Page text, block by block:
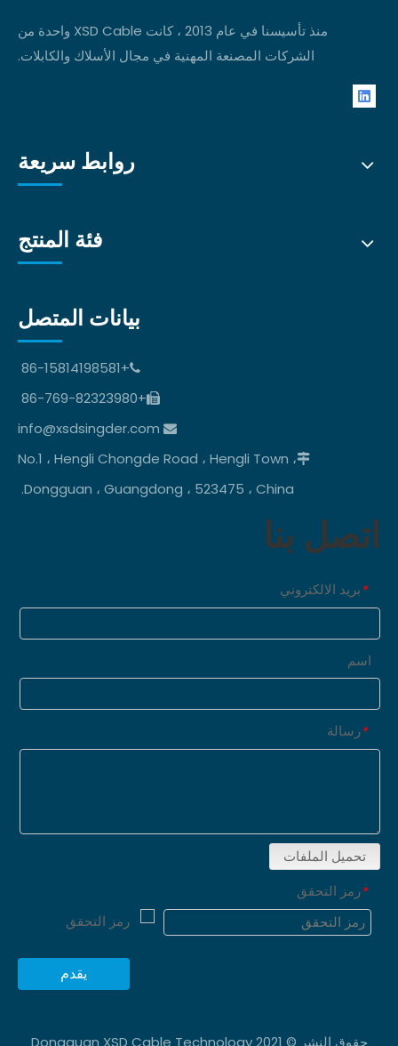
منذ تأسيسنا في عام 2013 ، كانت XSD Cable واحدة من
الشركات المصنعة المهنية في مجال الأسلاك والكابلات.
روابط سريعة
فئة المنتج
بيانات المتصل

+86-15814198581

+86-769-82323980

info@xsdsingder.com
No.1 ، Hengli Chongde Road ، Hengli Town ،
Dongguan ، Guangdong ، 523475 ، China.
اتصل بنا
*بريد الالكتروني
اسم
*رسالة
تحميل الملفات
*رمز التحقق
يقدم
حقوق النشر © 2021 Dongguan XSD Cable Technology